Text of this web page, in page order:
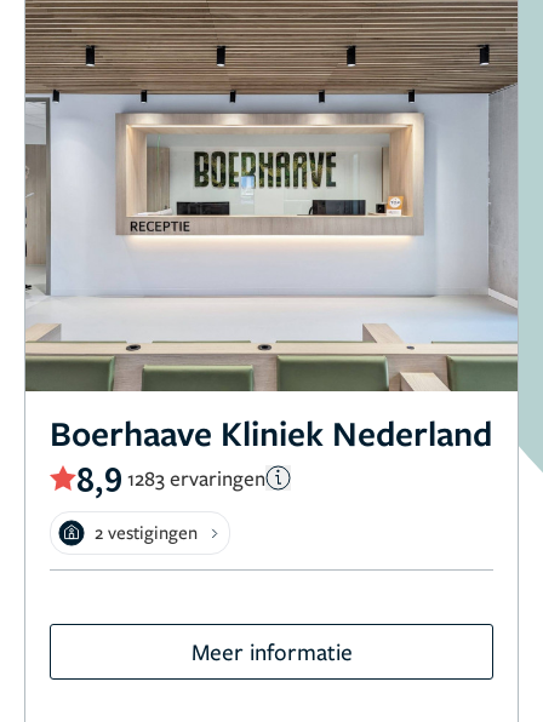
Boerhaave Kliniek Nederland
8,9 1283 ervaringen
2 vestigingen
Meer informatie